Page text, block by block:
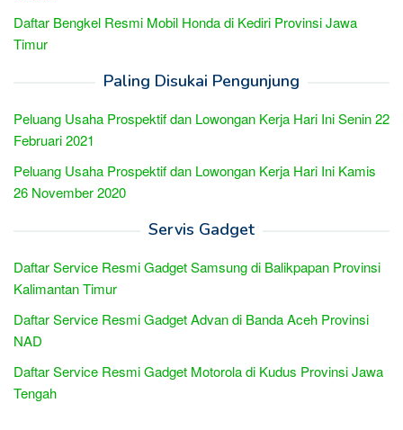
Daftar Bengkel Resmi Mobil Honda di Kediri Provinsi Jawa
Timur
Paling Disukai Pengunjung
Peluang Usaha Prospektif dan Lowongan Kerja Hari Ini Senin 22
Februari 2021
Peluang Usaha Prospektif dan Lowongan Kerja Hari Ini Kamis
26 November 2020
Servis Gadget
Daftar Service Resmi Gadget Samsung di Balikpapan Provinsi
Kalimantan Timur
Daftar Service Resmi Gadget Advan di Banda Aceh Provinsi
NAD
Daftar Service Resmi Gadget Motorola di Kudus Provinsi Jawa
Tengah